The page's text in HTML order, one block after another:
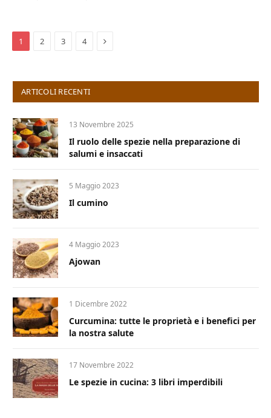
1 2 3 4 Next
ARTICOLI RECENTI
13 Novembre 2025
Il ruolo delle spezie nella preparazione di
salumi e insaccati
5 Maggio 2023
Il cumino
4 Maggio 2023
Ajowan
1 Dicembre 2022
Curcumina: tutte le proprietà e i benefici per
la nostra salute
17 Novembre 2022
Le spezie in cucina: 3 libri imperdibili